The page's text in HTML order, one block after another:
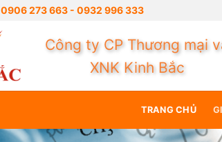
0906 273 663 - 0932 996 333
Công ty CP Thương mại
XNK Kinh Bắc
TRANG CHỦ